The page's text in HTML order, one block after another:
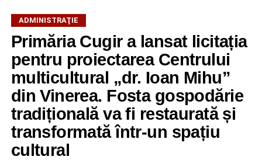
Adaugă cugirinfo.ro ca sursă
preferată pe Google
Ultimele știri din Cugir
Cum și-a construit un informatician din Cugir propria
mașină solară. Vehiculul a ajuns și la o expoziție din
Berlin
ADMINISTRAŢIE
Primăria Cugir a lansat licitația
pentru proiectarea Centrului
multicultural „dr. Ioan Mihu”
din Vinerea. Fosta gospodărie
tradițională va fi restaurată și
transformată într-un spațiu
cultural